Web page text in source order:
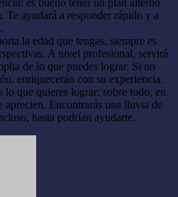
Te ayudará a responder rápido y a
la edad que tengas, siempre es
A nivel profesional, servirá
de lo que puedes lograr. Si no
enriquecerán con su experiencia.
lo que quieres lograr: sobre todo, en
aprecien. Encontrarás una lluvia de
hasta podrían ayudarte.